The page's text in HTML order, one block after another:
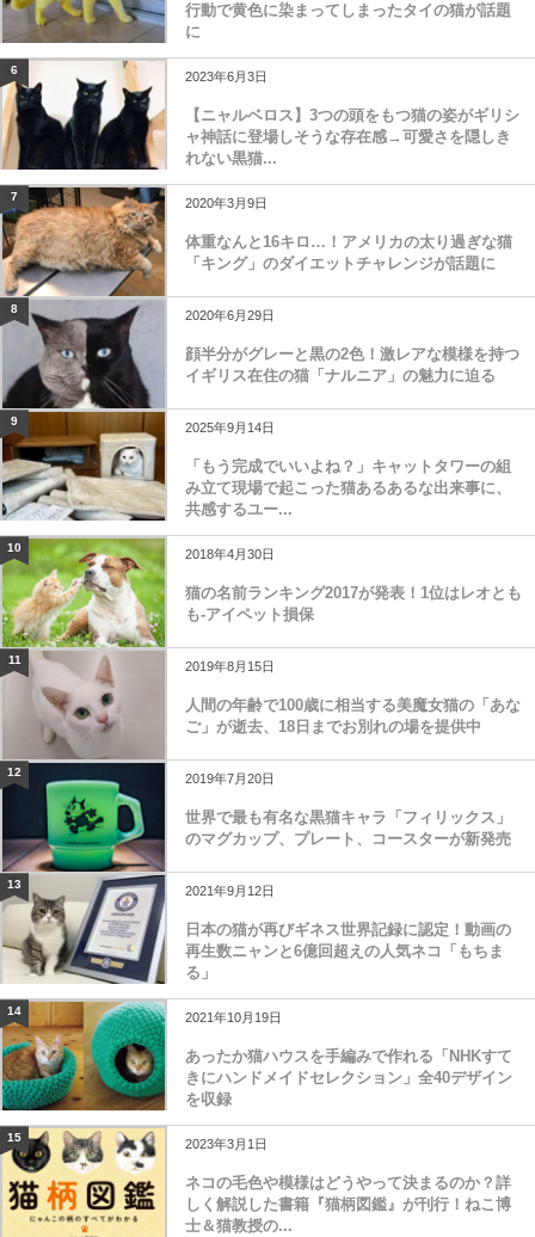
行動で黄色に染まってしまったタイの猫が話題
に
6 2023年6月3日
【ニャルベロス】3つの頭をもつ猫の姿がギリシ
ャ神話に登場しそうな存在感→可愛さを隠しき
れない黒猫...
7 2020年3月9日
体重なんと16キロ…！アメリカの太り過ぎな猫
「キング」のダイエットチャレンジが話題に
8 2020年6月29日
顔半分がグレーと黒の2色！激レアな模様を持つ
イギリス在住の猫「ナルニア」の魅力に迫る
9 2025年9月14日
「もう完成でいいよね？」キャットタワーの組
み立て現場で起こった猫あるあるな出来事に、
共感するユー...
10 2018年4月30日
猫の名前ランキング2017が発表！1位はレオとも
も-アイペット損保
11 2019年8月15日
人間の年齢で100歳に相当する美魔女猫の「あな
ご」が逝去、18日までお別れの場を提供中
12 2019年7月20日
世界で最も有名な黒猫キャラ「フィリックス」
のマグカップ、プレート、コースターが新発売
13 2021年9月12日
日本の猫が再びギネス世界記録に認定！動画の
再生数ニャンと6億回超えの人気ネコ「もちま
る」
14 2021年10月19日
あったか猫ハウスを手編みで作れる「NHKすて
きにハンドメイドセレクション」全40デザイン
を収録
15 2023年3月1日
ネコの毛色や模様はどうやって決まるのか？詳
しく解説した書籍『猫柄図鑑』が刊行！ねこ博
士＆猫教授の...